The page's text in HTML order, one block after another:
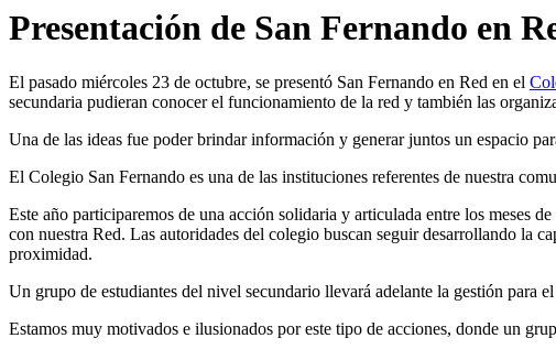
Presentación de San Fernando en
El pasado miércoles 23 de octubre, se presentó San Fernando en Red en el
secundaria pudieran conocer el funcionamiento de la red y también las
Una de las ideas fue poder brindar información y generar juntos un espacio
El Colegio San Fernando es una de las instituciones referentes de nuestra
Este año participaremos de una acción solidaria y articulada entre los meses
con nuestra Red. Las autoridades del colegio buscan seguir desarrollando la
proximidad.
Un grupo de estudiantes del nivel secundario llevará adelante la gestión para
Estamos muy motivados e ilusionados por este tipo de acciones, donde un